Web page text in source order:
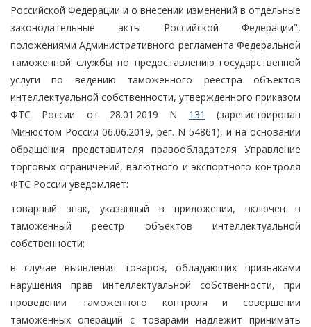
Российской Федерации и о внесении изменений в отдельные
законодательные акты Российской Федерации",
положениями Административного регламента Федеральной
таможенной службы по предоставлению государственной
услуги по ведению таможенного реестра объектов
интеллектуальной собственности, утвержденного приказом
ФТС России от 28.01.2019 N 131
(зарегистрирован
Минюстом России 06.06.2019, рег. N 54861), и на основании
обращения представителя правообладателя Управление
торговых ограничений, валютного и экспортного контроля
ФТС России уведомляет:
товарный знак, указанный в приложении, включен в
таможенный реестр объектов интеллектуальной
собственности;
в случае выявления товаров, обладающих признаками
нарушения прав интеллектуальной собственности, при
проведении таможенного контроля и совершении
таможенных операций с товарами надлежит принимать